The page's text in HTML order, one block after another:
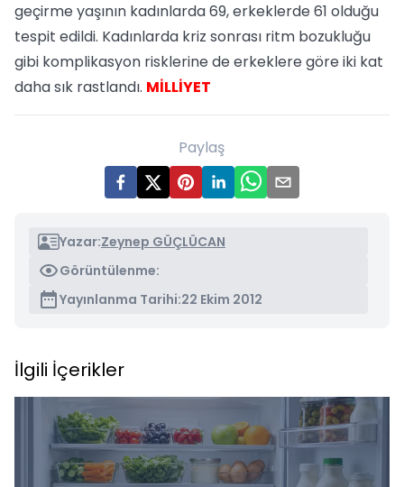
geçirme yaşının kadınlarda 69, erkeklerde 61 olduğu
tespit edildi. Kadınlarda kriz sonrası ritm bozukluğu
gibi komplikasyon risklerine de erkeklere göre iki kat
daha sık rastlandı. MİLLİYET
Paylaş
Yazar:Zeynep GÜÇLÜCAN
Görüntülenme:
Yayınlanma Tarihi:22 Ekim 2012
İlgili İçerikler